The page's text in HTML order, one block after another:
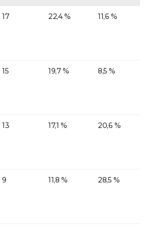
17 22,4 % 11,6 %
15 19,7 % 8,5 %
13 17,1 % 20,6 %
9 11,8 % 28,5 %